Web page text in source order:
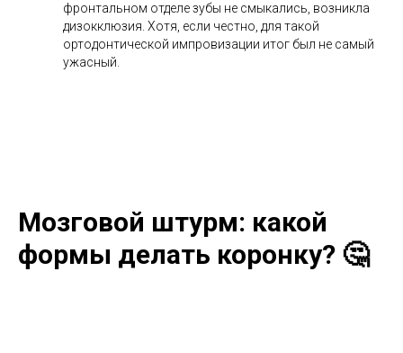
фронтальном отделе зубы не смыкались, возникла
дизокклюзия. Хотя, если честно, для такой
ортодонтической импровизации итог был не самый
ужасный.
Мозговой штурм: какой
формы делать коронку? 🤔